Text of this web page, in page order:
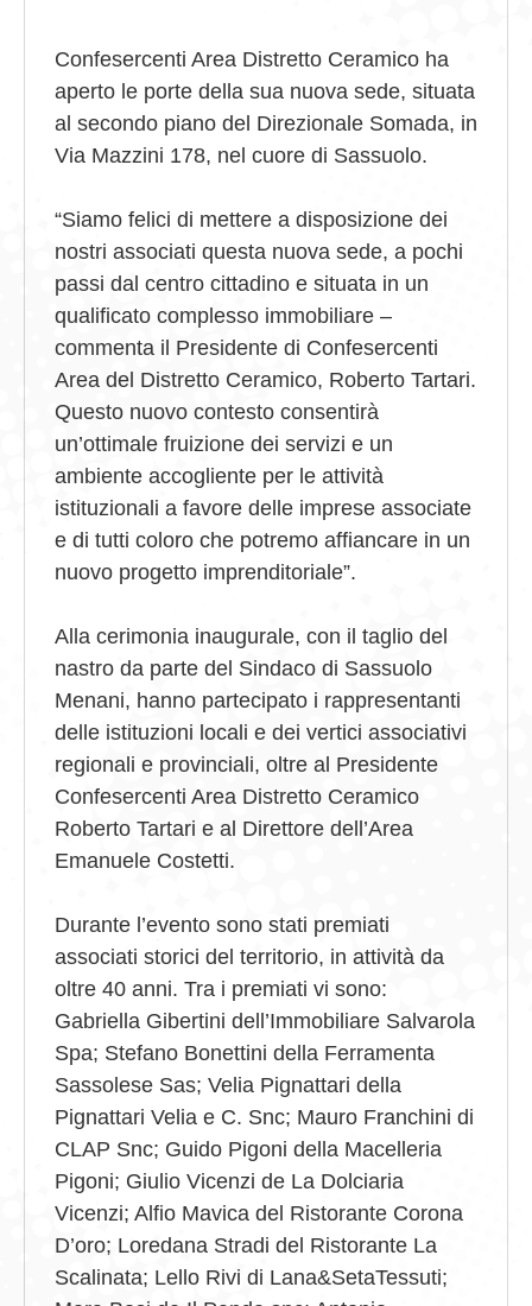
Confesercenti Area Distretto Ceramico ha
aperto le porte della sua nuova sede, situata
al secondo piano del Direzionale Somada, in
Via Mazzini 178, nel cuore di Sassuolo.
“Siamo felici di mettere a disposizione dei
nostri associati questa nuova sede, a pochi
passi dal centro cittadino e situata in un
qualificato complesso immobiliare –
commenta il Presidente di Confesercenti
Area del Distretto Ceramico, Roberto Tartari.
Questo nuovo contesto consentirà
un’ottimale fruizione dei servizi e un
ambiente accogliente per le attività
istituzionali a favore delle imprese associate
e di tutti coloro che potremo affiancare in un
nuovo progetto imprenditoriale”.
Alla cerimonia inaugurale, con il taglio del
nastro da parte del Sindaco di Sassuolo
Menani, hanno partecipato i rappresentanti
delle istituzioni locali e dei vertici associativi
regionali e provinciali, oltre al Presidente
Confesercenti Area Distretto Ceramico
Roberto Tartari e al Direttore dell’Area
Emanuele Costetti.
Durante l’evento sono stati premiati
associati storici del territorio, in attività da
oltre 40 anni. Tra i premiati vi sono:
Gabriella Gibertini dell’Immobiliare Salvarola
Spa; Stefano Bonettini della Ferramenta
Sassolese Sas; Velia Pignattari della
Pignattari Velia e C. Snc; Mauro Franchini di
CLAP Snc; Guido Pigoni della Macelleria
Pigoni; Giulio Vicenzi de La Dolciaria
Vicenzi; Alfio Mavica del Ristorante Corona
D’oro; Loredana Stradi del Ristorante La
Scalinata; Lello Rivi di Lana&SetaTessuti;